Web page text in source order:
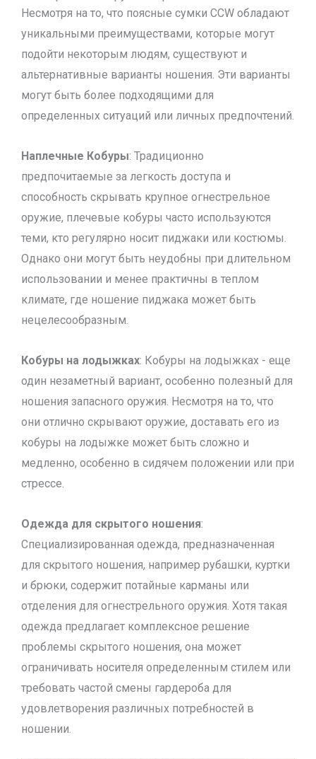
Несмотря на то, что поясные сумки CCW обладают
уникальными преимуществами, которые могут
подойти некоторым людям, существуют и
альтернативные варианты ношения. Эти варианты
могут быть более подходящими для
определенных ситуаций или личных предпочтений.
Наплечные Кобуры: Традиционно
предпочитаемые за легкость доступа и
способность скрывать крупное огнестрельное
оружие, плечевые кобуры часто используются
теми, кто регулярно носит пиджаки или костюмы.
Однако они могут быть неудобны при длительном
использовании и менее практичны в теплом
климате, где ношение пиджака может быть
нецелесообразным.
Кобуры на лодыжках: Кобуры на лодыжках - еще
один незаметный вариант, особенно полезный для
ношения запасного оружия. Несмотря на то, что
они отлично скрывают оружие, доставать его из
кобуры на лодыжке может быть сложно и
медленно, особенно в сидячем положении или при
стрессе.
Одежда для скрытого ношения:
Специализированная одежда, предназначенная
для скрытого ношения, например рубашки, куртки
и брюки, содержит потайные карманы или
отделения для огнестрельного оружия. Хотя такая
одежда предлагает комплексное решение
проблемы скрытого ношения, она может
ограничивать носителя определенным стилем или
требовать частой смены гардероба для
удовлетворения различных потребностей в
ношении.